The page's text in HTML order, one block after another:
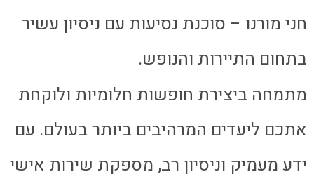
חני מורנו – סוכנת נסיעות עם ניסיון עשיר
בתחום התיירות והנופש.
מתמחה ביצירת חופשות חלומיות ולוקחת
אתכם ליעדים המרהיבים ביותר בעולם. עם
ידע מעמיק וניסיון רב, מספקת שירות אישי